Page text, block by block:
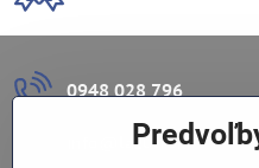
0948 028 796
info​@lazuli​.sk